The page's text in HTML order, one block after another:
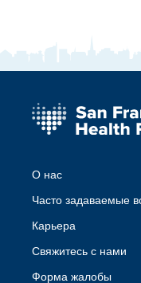
О нас
Часто задаваемые
Карьера
Свяжитесь с нами
Форма жалобы